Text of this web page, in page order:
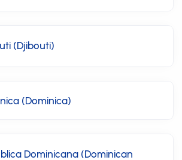
(Djibouti)
(Dominica)
Dominicana (Dominican